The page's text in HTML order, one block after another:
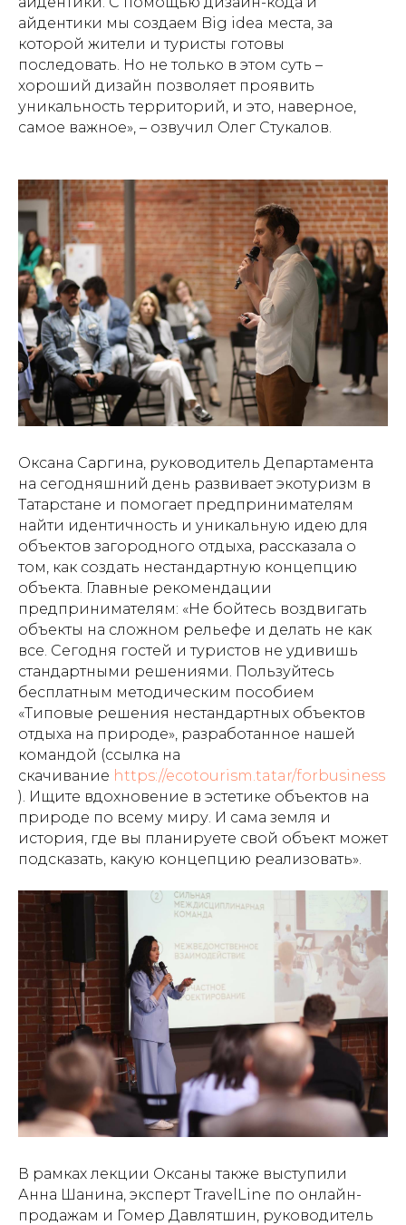
айдентики мы создаем Big idea места, за
которой жители и туристы готовы
последовать. Но не только в этом суть –
хороший дизайн позволяет проявить
уникальность территорий, и это, наверное,
самое важное», – озвучил Олег Стукалов.
Оксана Саргина, руководитель Департамента
на сегодняшний день развивает экотуризм в
Татарстане и помогает предпринимателям
найти идентичность и уникальную идею для
объектов загородного отдыха, рассказала о
том, как создать нестандартную концепцию
объекта. Главные рекомендации
предпринимателям: «Не бойтесь воздвигать
объекты на сложном рельефе и делать не как
все. Сегодня гостей и туристов не удивишь
стандартными решениями. Пользуйтесь
бесплатным методическим пособием
«Типовые решения нестандартных объектов
отдыха на природе», разработанное нашей
командой (ссылка на
скачивание https://ecotourism.tatar/forbusiness
). Ищите вдохновение в эстетике объектов на
природе по всему миру. И сама земля и
история, где вы планируете свой объект может
подсказать, какую концепцию реализовать».
В рамках лекции Оксаны также выступили
Анна Шанина, эксперт TravelLine по онлайн-
продажам и Гомер Давлятшин, руководитель